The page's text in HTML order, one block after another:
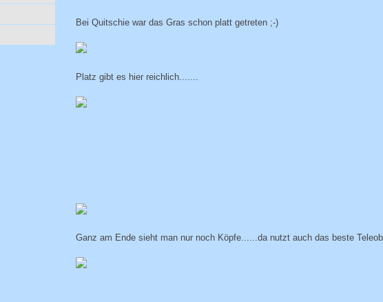
Bei Quitschie war das Gras schon platt getreten ;-)
Platz gibt es hier reichlich.......
Ganz am Ende sieht man nur noch Köpfe......da nutzt auch das beste